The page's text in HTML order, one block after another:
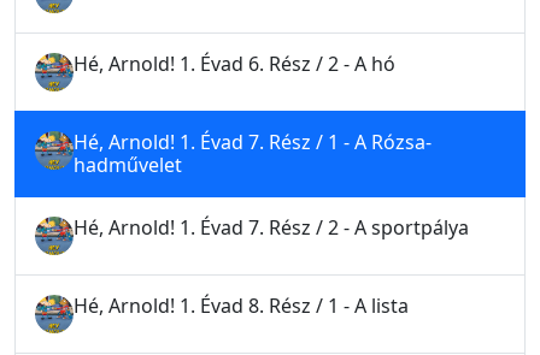
Hé, Arnold! 1. Évad 6. Rész / 2 - A hó
Hé, Arnold! 1. Évad 7. Rész / 1 - A Rózsa-
hadművelet
Hé, Arnold! 1. Évad 7. Rész / 2 - A sportpálya
Hé, Arnold! 1. Évad 8. Rész / 1 - A lista